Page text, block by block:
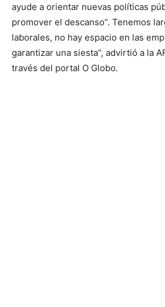
ayude a orientar nuevas políticas
promover el descanso”. Tenemos
laborales, no hay espacio en las
garantizar una siesta”, advirtió a la
través del portal O Globo.